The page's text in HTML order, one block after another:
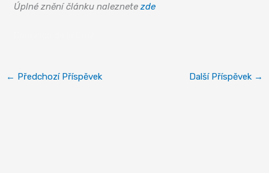
Úplné znění článku naleznetezde
← Předchozí Příspěvek Další Příspěvek →